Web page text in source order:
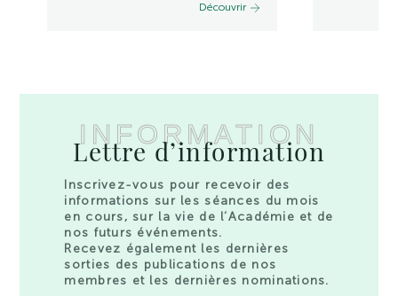
Découvrir
INFORMATION
Lettre d’information
Inscrivez-vous pour recevoir des
informations sur les séances du mois
en cours, sur la vie de l’Académie et de
nos futurs événements.
Recevez également les dernières
sorties des publications de nos
membres et les dernières nominations.